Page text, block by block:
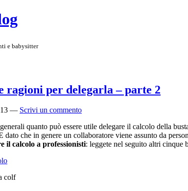
e babysitter
ragioni per delegarla – parte 2
— Scrivi un commento
quanto può essere utile delegare il calcolo della
che in genere un collaboratore viene assunto da
il calcolo a professionisti: leggete nel seguito altri cinque
colf